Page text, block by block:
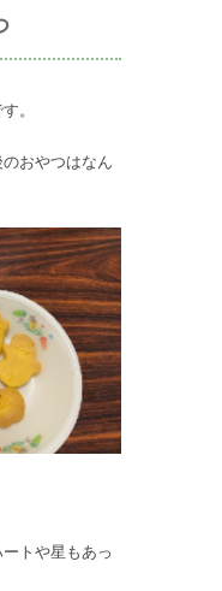
。
おやつはなん
トや星もあっ